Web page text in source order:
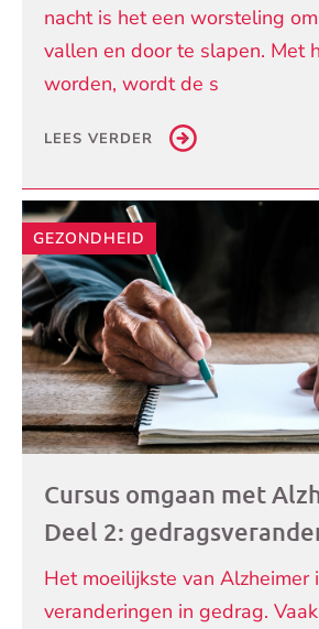
nacht is het een worsteling
vallen en door te slapen. Met
worden, wordt de s
LEES VERDER
GEZONDHEID
Cursus omgaan met
Deel 2:
Het moeilijkste van Alzheimer
veranderingen in gedrag.